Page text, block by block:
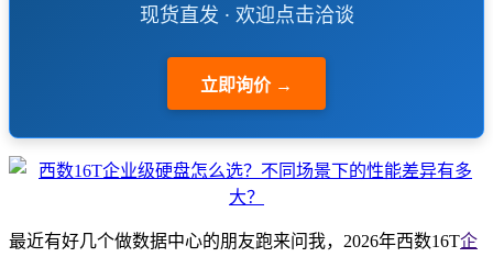
现货直发 · 欢迎点击洽谈
立即询价 →
最近有好几个做数据中心的朋友跑来问我，2026年西数16T企